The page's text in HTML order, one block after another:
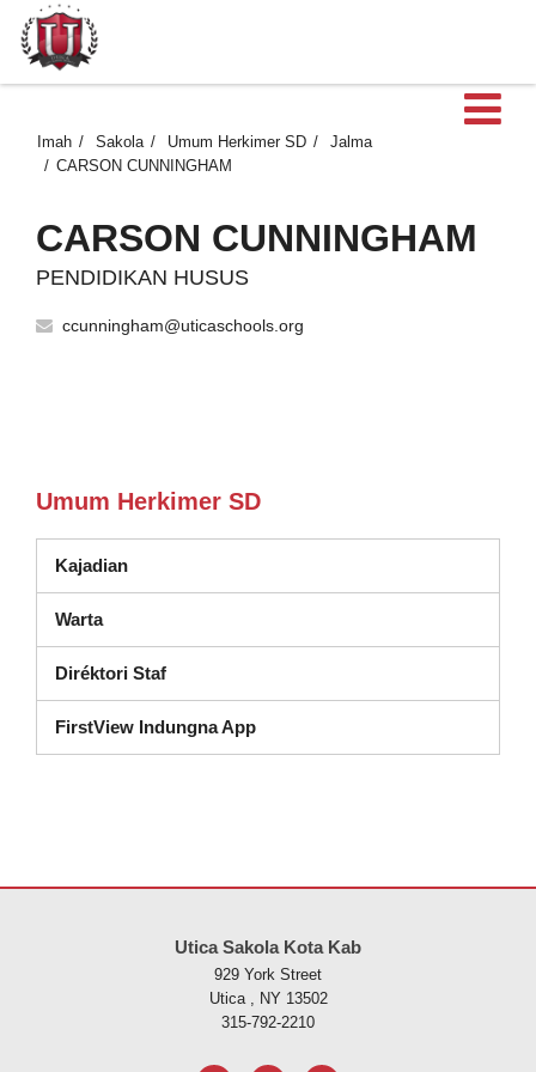
Imah Sakola Umum Herkimer SD
Jalma
CARSON CUNNINGHAM
CARSON CUNNINGHAM
PENDIDIKAN HUSUS
ccunningham@uticaschools.org
Umum Herkimer SD
Kajadian
Warta
Diréktori Staf
FirstView Indungna App
Utica Sakola Kota Kab
929 York Street
Utica , NY 13502
315-792-2210